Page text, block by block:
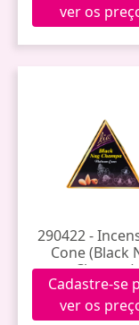
ver os
290422 -
Cone (Black
Champa)
Cadastre-se
ver os